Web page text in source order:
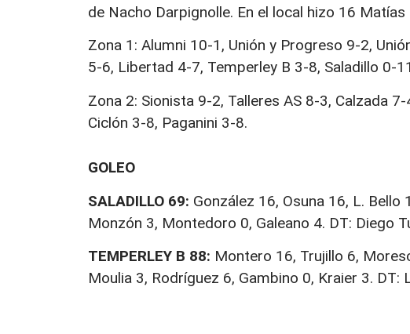
de Nacho Darpignolle. En el local hizo 16
Zona 1: Alumni 10-1, Unión y Progreso 9-2,
5-6, Libertad 4-7, Temperley B 3-8, Saladillo 0-
Zona 2: Sionista 9-2, Talleres AS 8-3, Calzada
Ciclón 3-8, Paganini 3-8.
GOLEO
SALADILLO 69: González 16, Osuna 16, L.
Monzón 3, Montedoro 0, Galeano 4. DT: Diego
TEMPERLEY B 88: Montero 16, Trujillo 6,
Moulia 3, Rodríguez 6, Gambino 0, Kraier 3. DT: